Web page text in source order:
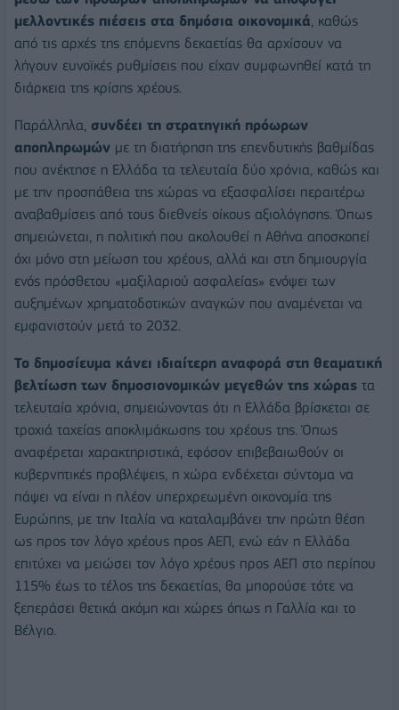
μελλοντικές πιέσεις στα δημόσια οικονομικά, καθώς
από τις αρχές της επόμενης δεκαετίας θα αρχίσουν να
λήγουν ευνοϊκές ρυθμίσεις που είχαν συμφωνηθεί κατά τη
διάρκεια της κρίσης χρέους.
Παράλληλα, συνδέει τη στρατηγική πρόωρων
αποπληρωμών με τη διατήρηση της επενδυτικής βαθμίδας
που ανέκτησε η Ελλάδα τα τελευταία δύο χρόνια, καθώς και
με την προσπάθεια της χώρας να εξασφαλίσει περαιτέρω
αναβαθμίσεις από τους διεθνείς οίκους αξιολόγησης. Όπως
σημειώνεται, η πολιτική που ακολουθεί η Αθήνα αποσκοπεί
όχι μόνο στη μείωση του χρέους, αλλά και στη δημιουργία
ενός πρόσθετου «μαξιλαριού ασφαλείας» ενόψει των
αυξημένων χρηματοδοτικών αναγκών που αναμένεται να
εμφανιστούν μετά το 2032.
Το δημοσίευμα κάνει ιδιαίτερη αναφορά στη θεαματική
βελτίωση των δημοσιονομικών μεγεθών της χώρας τα
τελευταία χρόνια, σημειώνοντας ότι η Ελλάδα βρίσκεται σε
τροχιά ταχείας αποκλιμάκωσης του χρέους της. Όπως
αναφέρεται χαρακτηριστικά, εφόσον επιβεβαιωθούν οι
κυβερνητικές προβλέψεις, η χώρα ενδέχεται σύντομα να
πάψει να είναι η πλέον υπερχρεωμένη οικονομία της
Ευρώπης, με την Ιταλία να καταλαμβάνει την πρώτη θέση
ως προς τον λόγο χρέους προς ΑΕΠ, ενώ εάν η Ελλάδα
επιτύχει να μειώσει τον λόγο χρέους προς ΑΕΠ στο περίπου
115% έως το τέλος της δεκαετίας, θα μπορούσε τότε να
ξεπεράσει θετικά ακόμη και χώρες όπως η Γαλλία και το
Βέλγιο.